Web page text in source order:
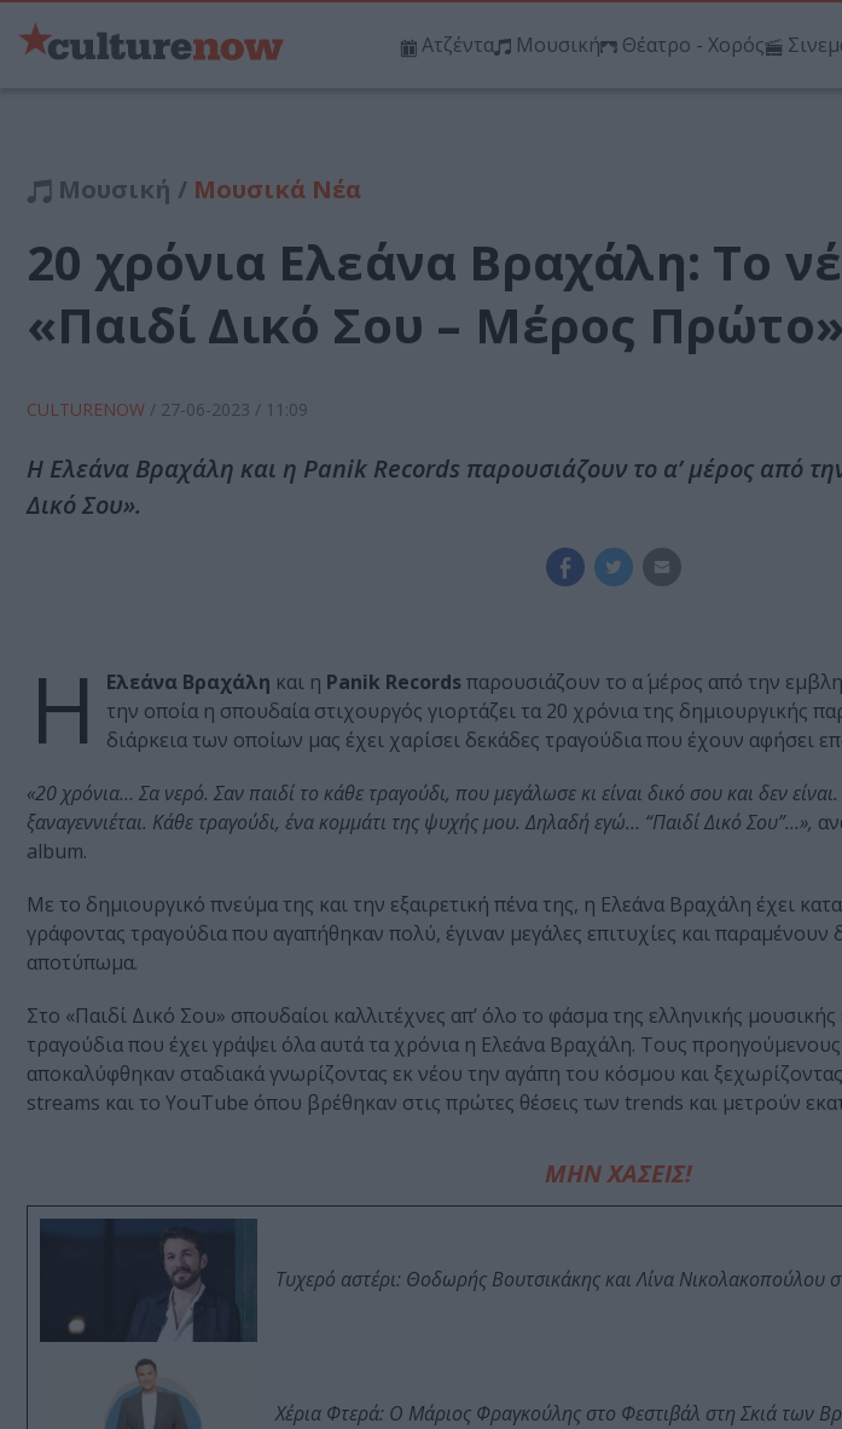
Ατζέντα Μουσική Θέατρο - Χορός
Μουσική / Μουσικά Νέα
20 χρόνια Ελεάνα Βραχάλη: Το
«Παιδί Δικό Σου – Μέρος
CULTURENOW / 27-06-2023 / 11:09
Η Ελεάνα Βραχάλη και η Panik Records παρουσιάζουν το α’ μέρος από
Δικό Σου».
Η Ελεάνα Βραχάλη και η Panik Recordsπαρουσιάζουν το α΄ μέρος από την
την οποία η σπουδαία στιχουργός γιορτάζει τα 20 χρόνια της δημιουργικής
διάρκεια των οποίων μας έχει χαρίσει δεκάδες τραγούδια που έχουν αφήσει
«20 χρόνια… Σα νερό. Σαν παιδί το κάθε τραγούδι, που μεγάλωσε κι είναι δικό σου και δεν
ξαναγεννιέται. Κάθε τραγούδι, ένα κομμάτι της ψυχής μου. Δηλαδή εγώ… “Παιδί Δικό Σου”…»,
album.
Με το δημιουργικό πνεύμα της και την εξαιρετική πένα της, η Ελεάνα Βραχάλη έχει
γράφοντας τραγούδια που αγαπήθηκαν πολύ, έγιναν μεγάλες επιτυχίες και
αποτύπωμα.
Στο «Παιδί Δικό Σου» σπουδαίοι καλλιτέχνες απ’ όλο το φάσμα της ελληνικής
τραγούδια που έχει γράψει όλα αυτά τα χρόνια η Ελεάνα Βραχάλη. Τους
αποκαλύφθηκαν σταδιακά γνωρίζοντας εκ νέου την αγάπη του κόσμου και
streams και το YouTube όπου βρέθηκαν στις πρώτες θέσεις των trends και μετρούν
ΜΗΝ ΧΑΣΕΙΣ!
Τυχερό αστέρι: Θοδωρής Βουτσικάκης και Λίνα Νικολακοπούλου
Χέρια Φτερά: Ο Μάριος Φραγκούλης στο Φεστιβάλ στη Σκιά των